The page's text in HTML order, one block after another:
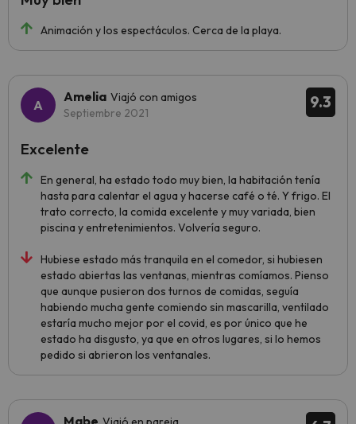
Animación y los espectáculos. Cerca de la playa.
9.3
Amelia Viajó con amigos
Septiembre 2021
En general, ha estado todo muy bien, la habitación tenía
hasta para calentar el agua y hacerse café o té. Y frigo. El
trato correcto, la comida excelente y muy variada, bien
piscina y entretenimientos. Volvería seguro.
Hubiese estado más tranquila en el comedor, si hubiesen
estado abiertas las ventanas, mientras comíamos. Pienso
que aunque pusieron dos turnos de comidas, seguía
habiendo mucha gente comiendo sin mascarilla, ventilado
estaría mucho mejor por el covid, es por único que he
estado ha disgusto, ya que en otros lugares, si lo hemos
pedido si abrieron los ventanales.
Excelente
Mabe